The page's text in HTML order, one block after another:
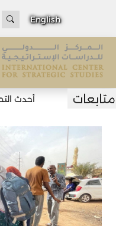
English
أحدث